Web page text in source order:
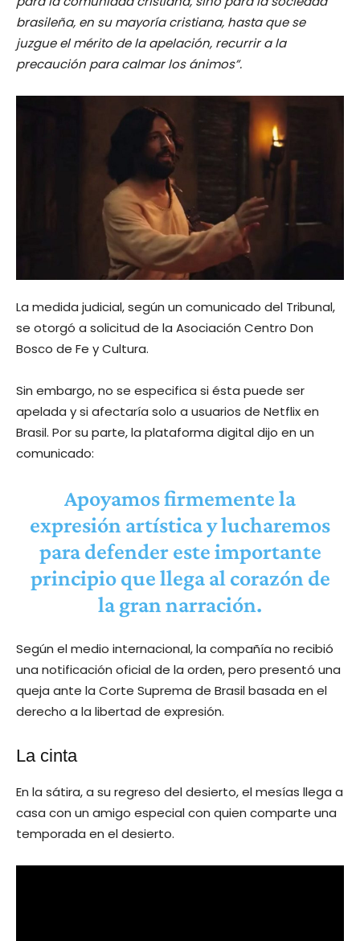
brasileña, en su mayoría cristiana, hasta que se
juzgue el mérito de la apelación, recurrir a la
precaución para calmar los ánimos”.
La medida judicial, según un comunicado del Tribunal,
se otorgó a solicitud de la Asociación Centro Don
Bosco de Fe y Cultura.
Sin embargo, no se especifica si ésta puede ser
apelada y si afectaría solo a usuarios de Netflix en
Brasil. Por su parte, la plataforma digital dijo en un
comunicado:
Apoyamos firmemente la
expresión artística y lucharemos
para defender este importante
principio que llega al corazón de
la gran narración.
Según el medio internacional, la compañía no recibió
una notificación oficial de la orden, pero presentó una
queja ante la Corte Suprema de Brasil basada en el
derecho a la libertad de expresión.
La cinta
En la sátira, a su regreso del desierto, el mesías llega a
casa con un amigo especial con quien comparte una
temporada en el desierto.